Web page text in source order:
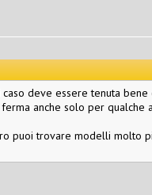
deve essere tenuta
anche solo per qualche
puoi trovare modelli molto